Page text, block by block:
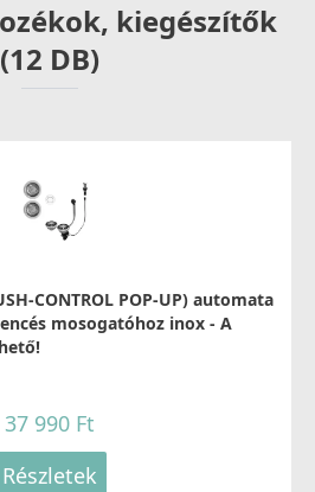
Részletek
(C01) G40
37 990 Ft
Részletek
kiegészítők
(12 DB)
CONTROL POP-UP) automata
mosogatóhoz inox - A
37 990 Ft
Részletek